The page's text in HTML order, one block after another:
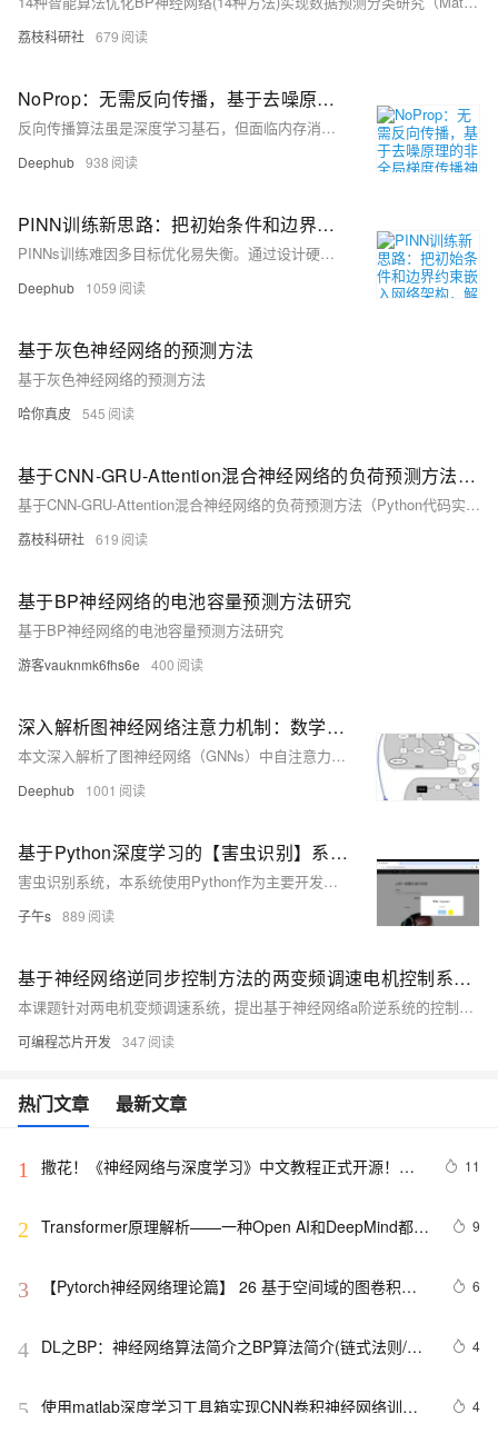
荔枝科研社 679
NoProp：无需反向传播，基于去噪原理的非全局梯度传播神经网络训练，可大幅降低内存消耗
反向传播算法虽是深度学习基石，但面临内存消耗大和并行扩展受限的问题。近期，牛津大学等机构提出NoProp方法，通过扩散模型概念，将训练重塑为分层去噪任务，无需全局前向或反向传播。NoProp包含三种变体（DT、CT、FM），具备低内存占用与高效训练优势，在CIFAR-10等数据集上达到与传统方法相当的性能。其层间解耦特性支持分布式并行训练，为无梯度深度学习提供了新方向。
Deephub 938
PINN训练新思路：把初始条件和边界约束嵌入网络架构，解决多目标优化难题
PINNs训练难因多目标优化易失衡。通过设计硬约束网络架构，将初始与边界条件内嵌于模型输出，可自动满足约束，仅需优化方程残差，简化训练过程，提升稳定性与精度，适用于气候、生物医学等高要求仿真场景。
Deephub 1059
基于灰色神经网络的预测方法
基于灰色神经网络的预测方法
哈你真皮 545
基于CNN-GRU-Attention混合神经网络的负荷预测方法（Python代码实现）
基于CNN-GRU-Attention混合神经网络的负荷预测方法（Python代码实现）
荔枝科研社 619
基于BP神经网络的电池容量预测方法研究
基于BP神经网络的电池容量预测方法研究
游客vauknmk6fhs6e 400
深入解析图神经网络注意力机制：数学原理与可视化实现
本文深入解析了图神经网络（GNNs）中自注意力机制的内部运作原理，通过可视化和数学推导揭示其工作机制。文章采用“位置-转移图”概念框架，并使用NumPy实现代码示例，逐步拆解自注意力层的计算过程。文中详细展示了从节点特征矩阵、邻接矩阵到生成注意力权重的具体步骤，并通过四个类（GAL1至GAL4）模拟了整个计算流程。最终，结合实际PyTorch Geometric库中的代码，对比分析了核心逻辑，为理解GNN自注意力机制提供了清晰的学习路径。
Deephub 1001
基于Python深度学习的【害虫识别】系统~卷积神经网络+TensorFlow+图像识别+人工智能
害虫识别系统，本系统使用Python作为主要开发语言，基于TensorFlow搭建卷积神经网络算法，并收集了12种常见的害虫种类数据集【"蚂蚁（ants）", "蜜蜂（bees）", "甲虫（beetle）", "毛虫（catterpillar）", "蚯蚓（earthworms）", "蜚蠊（earwig）", "蚱蜢（grasshopper）", "飞蛾（moth）", "鼻涕虫（slug）", "蜗牛（snail）", "黄蜂（wasp）", "象鼻虫（weevil）"】 再使用通过搭建的算法模型对数据集进行训练得到一个识别精度较高的模型，然后保存为为本地h5格式文件。最后使用Djan
子午s 889
基于神经网络逆同步控制方法的两变频调速电机控制系统matlab仿真
本课题针对两电机变频调速系统，提出基于神经网络a阶逆系统的控制方法。通过构造原系统的逆模型，结合线性闭环调节器实现张力与速度的精确解耦控制，并在MATLAB2022a中完成仿真。该方法利用神经网络克服非线性系统的不确定性，适用于参数变化和负载扰动场景，提升同步控制精度与系统稳定性。核心内容涵盖系统原理、数学建模及神经网络逆同步控制策略，为工业自动化提供了一种高效解决方案。
可编程芯片开发 347
热门文章 最新文章
1
撒花！《神经网络与深度学习》中文教程正式开源！全
11
2 Transformer原理解析——一种Open AI和DeepMind都在
9
3
【Pytorch神经网络理论篇】 26 基于空间域的图卷积
6
4 DL之BP：神经网络算法简介之BP算法简介(链式法则/计
4
5 使用matlab深度学习工具箱实现CNN卷积神经网络训练
4